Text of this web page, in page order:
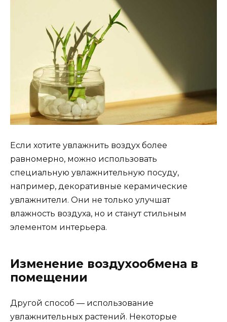
Если хотите увлажнить воздух более
равномерно, можно использовать
специальную увлажнительную посуду,
например, декоративные керамические
увлажнители. Они не только улучшат
влажность воздуха, но и станут стильным
элементом интерьера.
Изменение воздухообмена в
помещении
Другой способ — использование
увлажнительных растений. Некоторые